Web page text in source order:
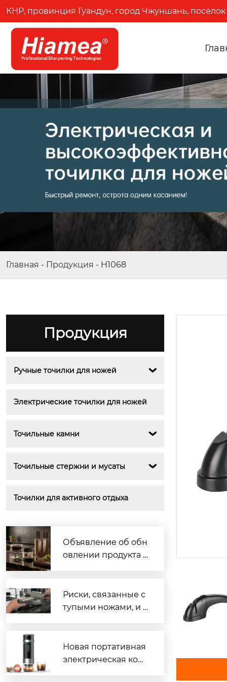
КНР, провинция Гуандун, город Чжуншань, посёлок
Главная - Продукция - H1068
Продукция
Ручные точилки для ножей 
Электрические точилки для ножей
Точильные камни 
Точильные стержни и мусаты 
Точилки для активного отдыха
Объявление об обн
овлении продукта |
офункциональная э
лектрическая точил
я точность и безопа
сность контроля угл
Риски, связанные с
тупыми ножами, и п
Новая портативная
электрическая коф